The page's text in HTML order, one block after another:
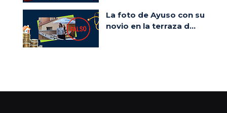
La foto de Ayuso con su
novio en la terraza d...